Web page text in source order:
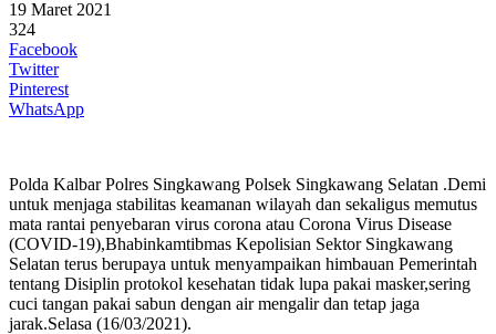
19 Maret 2021
324
Facebook
Twitter
Pinterest
WhatsApp
Polda Kalbar Polres Singkawang Polsek Singkawang Selatan .Demi
untuk menjaga stabilitas keamanan wilayah dan sekaligus memutus
mata rantai penyebaran virus corona atau Corona Virus Disease
(COVID-19),Bhabinkamtibmas Kepolisian Sektor Singkawang
Selatan terus berupaya untuk menyampaikan himbauan Pemerintah
tentang Disiplin protokol kesehatan tidak lupa pakai masker,sering
cuci tangan pakai sabun dengan air mengalir dan tetap jaga
jarak.Selasa (16/03/2021).